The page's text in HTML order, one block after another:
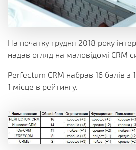
На початку грудня 2018 року
надав огляд на маловідомі CRM
Perfectum CRM набрав 16 балів з
1 місце в рейтингу.